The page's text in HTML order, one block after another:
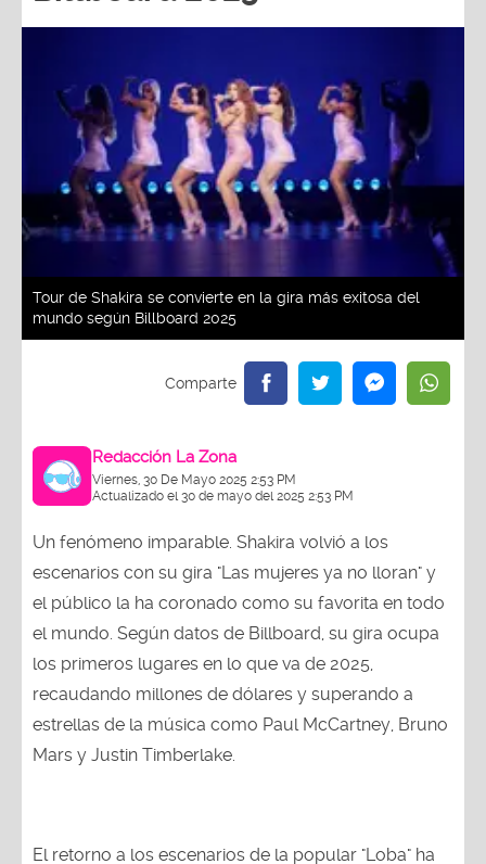
Tour de Shakira se convierte en la gira más exitosa del
mundo según Billboard 2025
Redacción La Zona
Viernes, 30 De Mayo 2025 2:53 PM
Actualizado el 30 de mayo del 2025 2:53 PM
Un fenómeno imparable. Shakira volvió a los
escenarios con su gira "Las mujeres ya no lloran" y
el público la ha coronado como su favorita en todo
el mundo. Según datos de Billboard, su gira ocupa
los primeros lugares en lo que va de 2025,
recaudando millones de dólares y superando a
estrellas de la música como Paul McCartney, Bruno
Mars y Justin Timberlake.
El retorno a los escenarios de la popular "Loba" ha